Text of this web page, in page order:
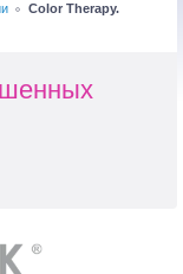
Color Therapy.